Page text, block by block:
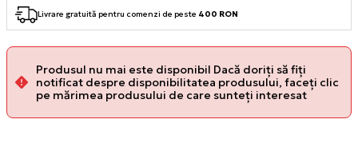
Livrare gratuită pentru comenzi de peste 400 RON
Produsul nu mai este disponibil Dacă doriți să fiți
notificat despre disponibilitatea produsului, faceți clic
pe mărimea produsului de care sunteți interesat